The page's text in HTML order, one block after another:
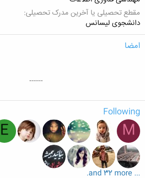
مقطع تحصیلی یا آخرین مدرک تحصیلی
دانشجوی لیسانس
امضا
.......
Following
M
E
... and 32 more.